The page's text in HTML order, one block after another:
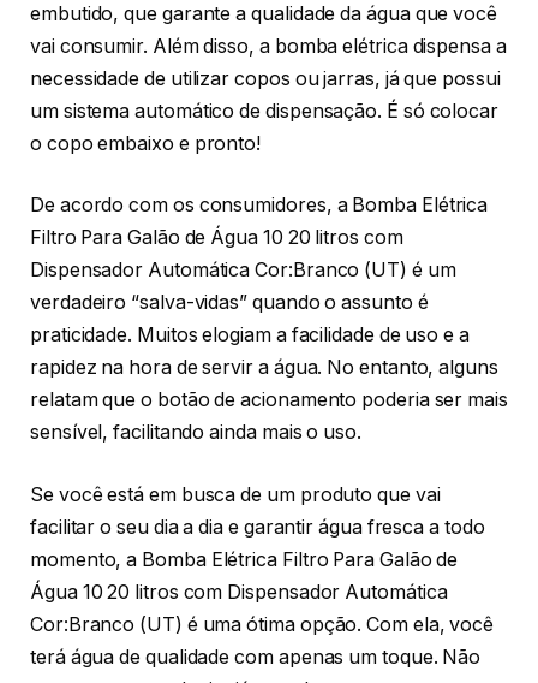
embutido, que garante a qualidade da água que você
vai consumir. Além disso, a bomba elétrica dispensa a
necessidade de utilizar copos ou jarras, já que possui
um sistema automático de dispensação. É só colocar
o copo embaixo e pronto!
De acordo com os consumidores, a Bomba Elétrica
Filtro Para Galão de Água 10 20 litros com
Dispensador Automática Cor:Branco (UT) é um
verdadeiro “salva-vidas” quando o assunto é
praticidade. Muitos elogiam a facilidade de uso e a
rapidez na hora de servir a água. No entanto, alguns
relatam que o botão de acionamento poderia ser mais
sensível, facilitando ainda mais o uso.
Se você está em busca de um produto que vai
facilitar o seu dia a dia e garantir água fresca a todo
momento, a Bomba Elétrica Filtro Para Galão de
Água 10 20 litros com Dispensador Automática
Cor:Branco (UT) é uma ótima opção. Com ela, você
terá água de qualidade com apenas um toque. Não